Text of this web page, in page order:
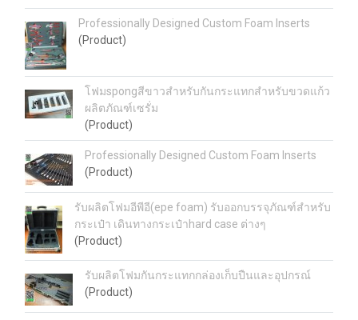
Professionally Designed Custom Foam Inserts
(Product)
โฟมspongสีขาวสำหรับกันกระแทกสำหรับขวดแก้ว
ผลิตภัณฑ์เซรั่ม
(Product)
Professionally Designed Custom Foam Inserts
(Product)
รับผลิตโฟมอีพีอี(epe foam) รับออกบรรจุภัณฑ์สำหรับ
กระเป๋า เดินทางกระเป๋าhard case ต่างๆ
(Product)
รับผลิตโฟมกันกระแทกกล่องเก็บปืนและอุปกรณ์
(Product)